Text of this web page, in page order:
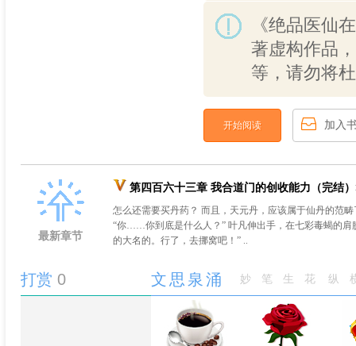
《绝品医仙
著虚构作品
等，请勿将
开始阅读 加入
最新章节
第四百六十三章 我合道门的创收能力（完结
怎么还需要买丹药？ 而且，天元丹，应该属于仙丹的范
“你……你到底是什么人？” 叶凡伸出手，在七彩毒蝎的肩
的大名的。行了，去挪窝吧！” ..
打赏 0 文思泉涌 妙笔生花 纵